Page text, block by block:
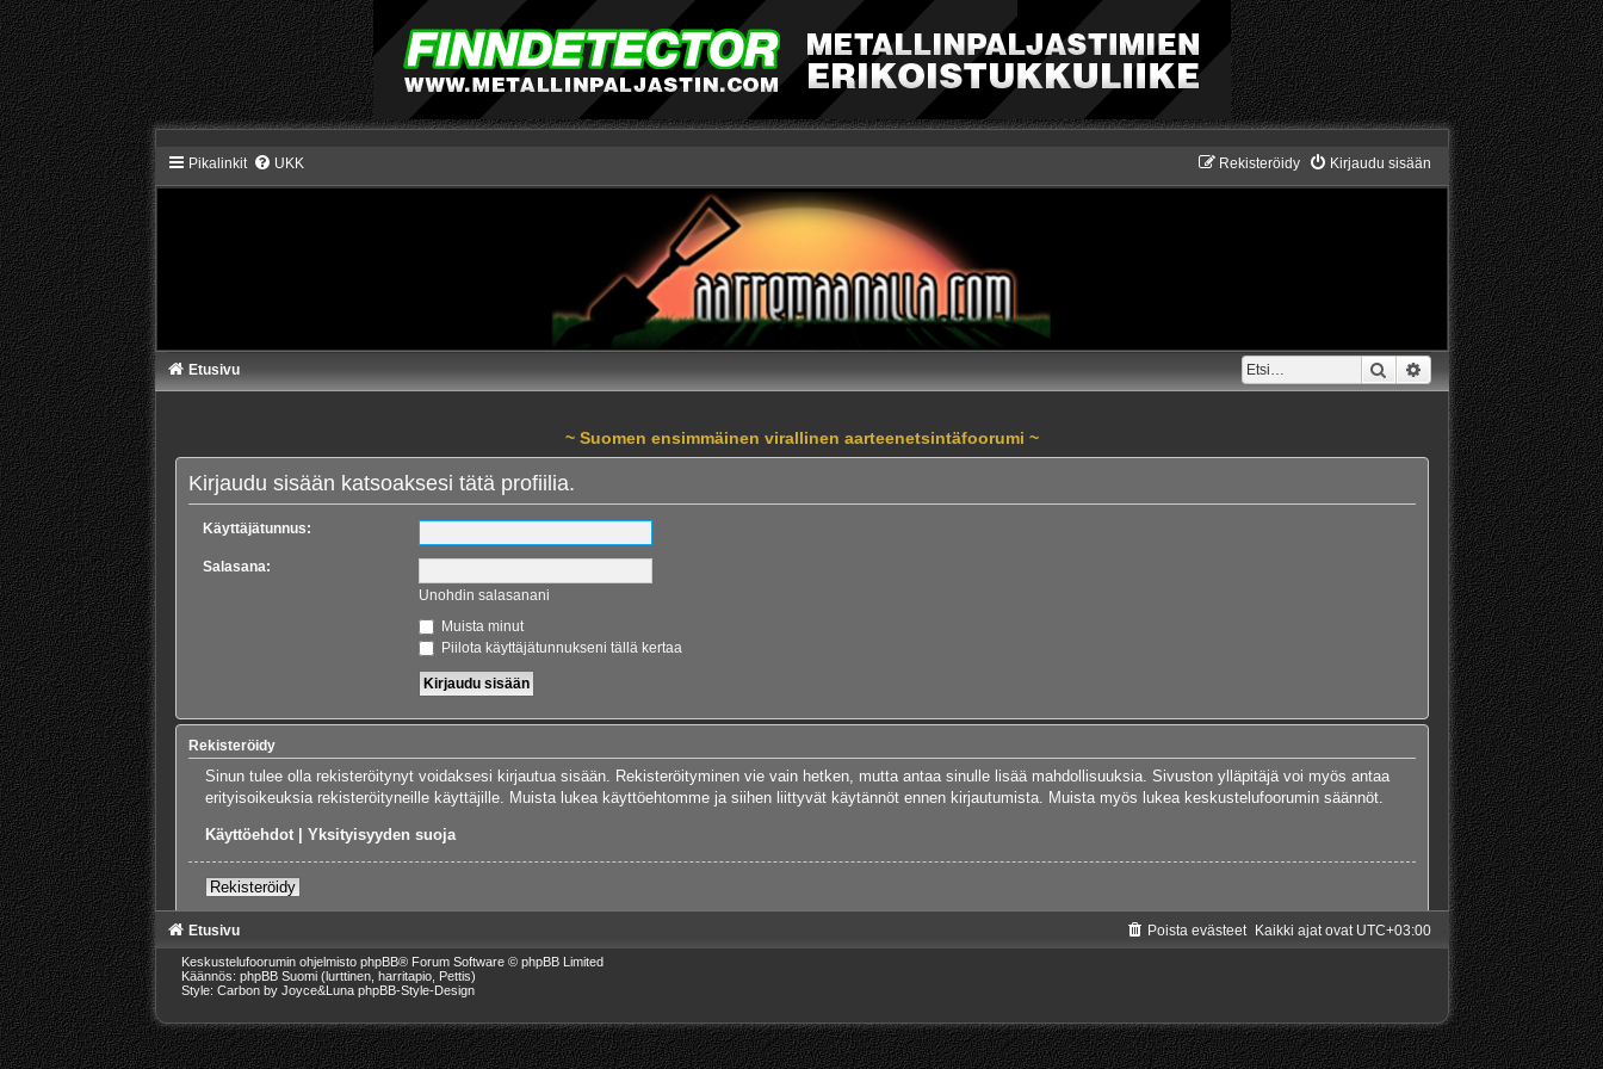
Pikalinkit UKK Kirjaudu sisään
Rekisteröidy
Etsi Tarkennettu haku
Etusivu
~ Suomen ensimmäinen virallinen aarteenetsintäfoorumi ~
Kirjaudu sisään katsoaksesi tätä profiilia.
Käyttäjätunnus:
Salasana:
Unohdin salasanani
Muista minut
Piilota käyttäjätunnukseni tällä kertaa
Rekisteröidy
Sinun tulee olla rekisteröitynyt voidaksesi kirjautua sisään. Rekisteröityminen vie vain hetken, mutta antaa sinulle lisää mahdollisuuksia. Sivuston ylläpitäjä voi myös antaa
erityisoikeuksia rekisteröityneille käyttäjille. Muista lukea käyttöehtomme ja siihen liittyvät käytännöt ennen kirjautumista. Muista myös lukea keskustelufoorumin säännöt.
Käyttöehdot |Yksityisyyden suoja
Rekisteröidy
Etusivu Kaikki ajat ovat UTC+03:00
Poista evästeet
Keskustelufoorumin ohjelmisto phpBB® Forum Software © phpBB Limited
Käännös: phpBB Suomi (lurttinen, harritapio, Pettis)
Style: Carbon by Joyce&Luna phpBB-Style-Design